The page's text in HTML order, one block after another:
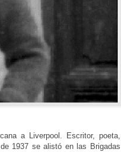
a Liverpool. Escritor, poeta,
1937 se alistó en las Brigadas